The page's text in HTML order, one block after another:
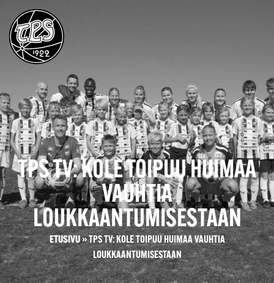
TPS TV: KOLE TOIPUU HUIMAA
VAUHTIA
LOUKKAANTUMISESTAAN
ETUSIVU»TPS TV: KOLE TOIPUU HUIMAA VAUHTIA
LOUKKAANTUMISESTAAN